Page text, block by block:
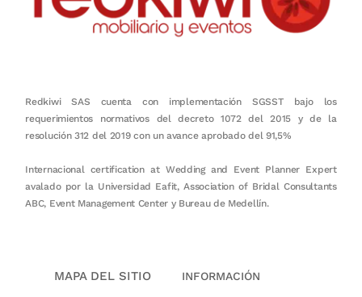
Redkiwi SAS cuenta con implementación SGSST bajo los
requerimientos normativos del decreto 1072 del 2015 y de la
resolución 312 del 2019 con un avance aprobado del 91,5%
Internacional certification at Wedding and Event Planner Expert
avalado por la Universidad Eafit, Association of Bridal Consultants
ABC, Event Management Center y Bureau de Medellín.
MAPA DEL SITIO INFORMACIÓN